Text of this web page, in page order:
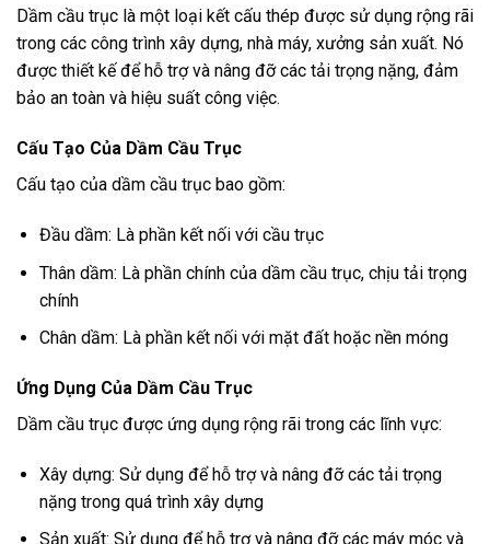
Dầm cầu trục là một loại kết cấu thép được sử dụng rộng rãi
trong các công trình xây dựng, nhà máy, xưởng sản xuất. Nó
được thiết kế để hỗ trợ và nâng đỡ các tải trọng nặng, đảm
bảo an toàn và hiệu suất công việc.
Cấu Tạo Của Dầm Cầu Trục
Cấu tạo của dầm cầu trục bao gồm:
Đầu dầm: Là phần kết nối với cầu trục
Thân dầm: Là phần chính của dầm cầu trục, chịu tải trọng
chính
Chân dầm: Là phần kết nối với mặt đất hoặc nền móng
Ứng Dụng Của Dầm Cầu Trục
Dầm cầu trục được ứng dụng rộng rãi trong các lĩnh vực:
Xây dựng: Sử dụng để hỗ trợ và nâng đỡ các tải trọng
nặng trong quá trình xây dựng
Sản xuất: Sử dụng để hỗ trợ và nâng đỡ các máy móc và